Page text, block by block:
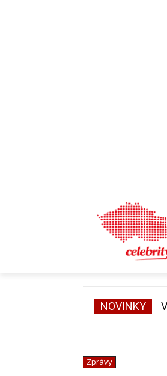
NOVINKY
Zprávy